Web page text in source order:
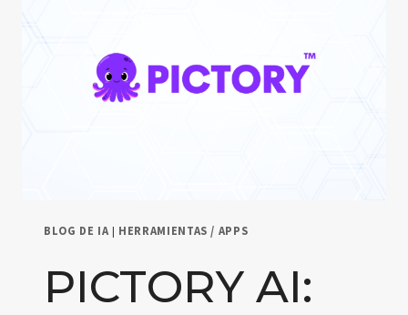
BLOG DE IA | HERRAMIENTAS / APPS
PICTORY AI: